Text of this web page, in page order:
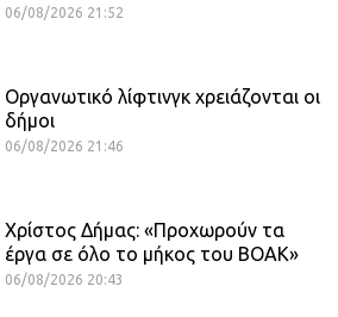
06/08/2026 21:52
Οργανωτικό λίφτινγκ χρειάζονται οι
δήμοι
06/08/2026 21:46
Χρίστος Δήμας: «Προχωρούν τα
έργα σε όλο το μήκος του ΒΟΑΚ»
06/08/2026 20:43